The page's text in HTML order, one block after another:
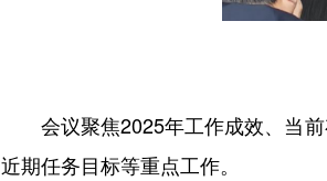
会议聚焦2025年工作成效、当前
近期任务目标等重点工作。